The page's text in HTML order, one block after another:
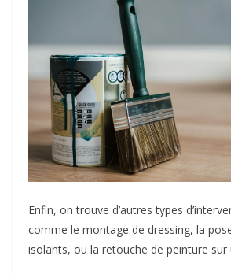
Enfin, on trouve d’autres types
comme le montage de dressing, la
isolants, ou la retouche de peinture sur